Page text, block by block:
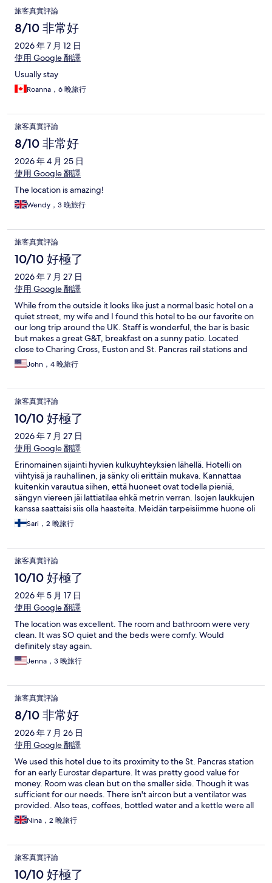
旅客真實評論
8/10 非常好
2026 年 7 月 12 日
使用 Google 翻譯
Usually stay
Roanna，6 晚旅行
旅客真實評論
8/10 非常好
2026 年 4 月 25 日
使用 Google 翻譯
The location is amazing!
Wendy，3 晚旅行
旅客真實評論
10/10 好極了
2026 年 7 月 27 日
使用 Google 翻譯
While from the outside it looks like just a normal basic hotel on a
quiet street, my wife and I found this hotel to be our favorite on
our long trip around the UK. Staff is wonderful, the bar is basic
but makes a great G&T, breakfast on a sunny patio. Located
close to Charing Cross, Euston and St. Pancras rail stations and
Underground, getting there and getting around London is easy.
Lots of good restaurants all around. Even though there is no lift
worth it.
John，4 晚旅行
旅客真實評論
10/10 好極了
2026 年 7 月 27 日
使用 Google 翻譯
Erinomainen sijainti hyvien kulkuyhteyksien lähellä. Hotelli on
viihtyisä ja rauhallinen, ja sänky oli erittäin mukava. Kannattaa
kuitenkin varautua siihen, että huoneet ovat todella pieniä,
sängyn viereen jäi lattiatilaa ehkä metrin verran. Isojen laukkujen
kanssa saattaisi siis olla haasteita. Meidän tarpeisiimme huone oli
kuitenkin oikein sopiva, ja ilmastointi mukava bonus keskikesän
helteillä.
Sari，2 晚旅行
旅客真實評論
10/10 好極了
2026 年 5 月 17 日
使用 Google 翻譯
The location was excellent. The room and bathroom were very
clean. It was SO quiet and the beds were comfy. Would
definitely stay again.
Jenna，3 晚旅行
旅客真實評論
8/10 非常好
2026 年 7 月 26 日
使用 Google 翻譯
We used this hotel due to its proximity to the St. Pancras station
for an early Eurostar departure. It was pretty good value for
money. Room was clean but on the smaller side. Though it was
sufficient for our needs. There isn't aircon but a ventilator was
provided. Also teas, coffees, bottled water and a kettle were all
in the room. Overall, we were happy with our stay.
Nina，2 晚旅行
旅客真實評論
10/10 好極了